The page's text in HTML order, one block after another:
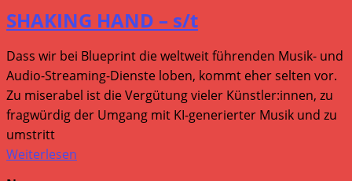
SHAKING HAND – s/t
Dass wir bei Blueprint die weltweit führenden Musik- und
Audio-Streaming-Dienste loben, kommt eher selten vor.
Zu miserabel ist die Vergütung vieler Künstler:innen, zu
fragwürdig der Umgang mit KI-generierter Musik und zu
umstritt
Weiterlesen